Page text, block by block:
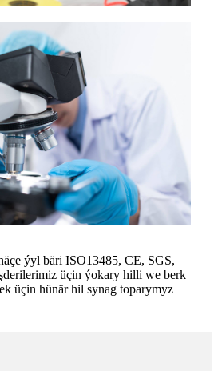
ýyl bäri ISO13485, CE, SGS,
üçin ýokary hilli we berk
üçin hünär hil synag toparymyz